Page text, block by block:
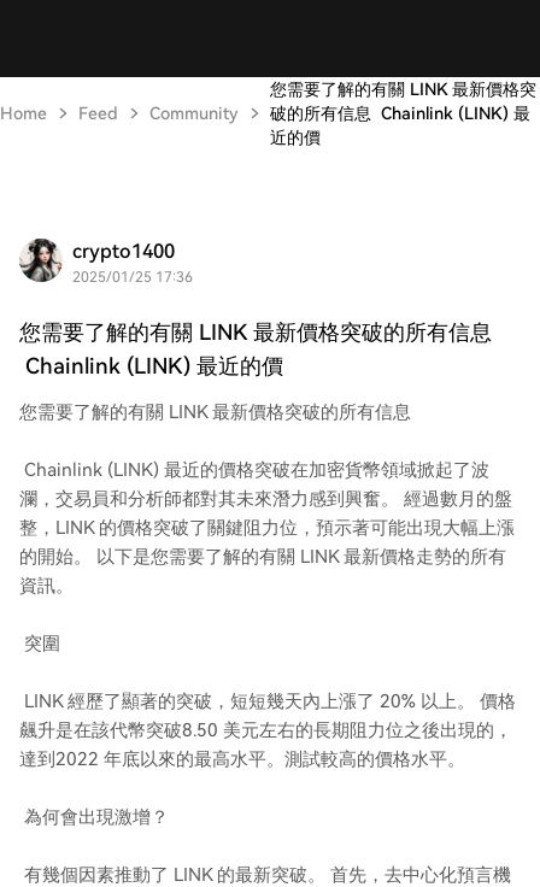
Home Feed Community
您需要了解的有關 LINK 最新價格突
破的所有信息 Chainlink (LINK) 最
近的價
crypto1400
2025/01/25 17:36
您需要了解的有關 LINK 最新價格突破的所有信息
Chainlink (LINK) 最近的價
您需要了解的有關 LINK 最新價格突破的所有信息
Chainlink (LINK) 最近的價格突破在加密貨幣領域掀起了波
瀾，交易員和分析師都對其未來潛力感到興奮。 經過數月的盤
整，LINK 的價格突破了關鍵阻力位，預示著可能出現大幅上漲
的開始。 以下是您需要了解的有關 LINK 最新價格走勢的所有
資訊。
突圍
LINK 經歷了顯著的突破，短短幾天內上漲了 20% 以上。 價格
飆升是在該代幣突破8.50 美元左右的長期阻力位之後出現的，
達到2022 年底以來的最高水平。測試較高的價格水平。
為何會出現激增？
有幾個因素推動了 LINK 的最新突破。 首先，去中心化預言機